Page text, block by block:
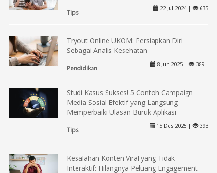
Tips
22 Jul 2024 | 635
Tryout Online UKOM: Persiapkan Diri
Sebagai Analis Kesehatan
Pendidikan
8 Jun 2025 | 389
Studi Kasus Sukses! 5 Contoh Campaign
Media Sosial Efektif yang Langsung
Memperbaiki Ulasan Buruk Aplikasi
Tips
15 Des 2025 | 393
Kesalahan Konten Viral yang Tidak
Interaktif: Hilangnya Peluang Engagement